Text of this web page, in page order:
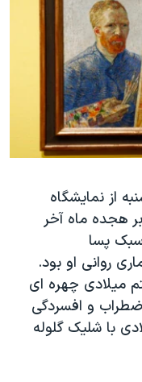
از نمایشگاه
هجده ماه آخر
پسا
روانی او بود.
میلادی چهره ای
و افسردگی
کرد و در سال ۱۸۹۰ میلادی با شلیک گلوله